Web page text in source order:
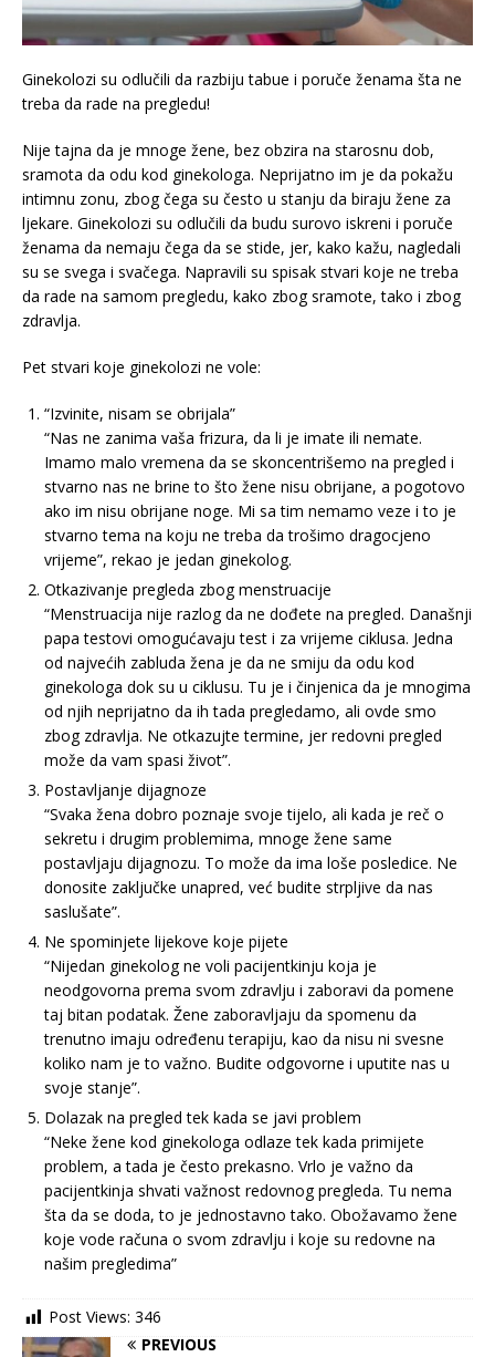
Ginekolozi su odlučili da razbiju tabue i poruče ženama šta ne
treba da rade na pregledu!
Nije tajna da je mnoge žene, bez obzira na starosnu dob,
sramota da odu kod ginekologa. Neprijatno im je da pokažu
intimnu zonu, zbog čega su često u stanju da biraju žene za
ljekare. Ginekolozi su odlučili da budu surovo iskreni i poruče
ženama da nemaju čega da se stide, jer, kako kažu, nagledali
su se svega i svačega. Napravili su spisak stvari koje ne treba
da rade na samom pregledu, kako zbog sramote, tako i zbog
zdravlja.
Pet stvari koje ginekolozi ne vole:
“Izvinite, nisam se obrijala”
“Nas ne zanima vaša frizura, da li je imate ili nemate.
Imamo malo vremena da se skoncentrišemo na pregled i
stvarno nas ne brine to što žene nisu obrijane, a pogotovo
ako im nisu obrijane noge. Mi sa tim nemamo veze i to je
stvarno tema na koju ne treba da trošimo dragocjeno
vrijeme”, rekao je jedan ginekolog.
Otkazivanje pregleda zbog menstruacije
“Menstruacija nije razlog da ne dođete na pregled. Današnji
papa testovi omogućavaju test i za vrijeme ciklusa. Jedna
od najvećih zabluda žena je da ne smiju da odu kod
ginekologa dok su u ciklusu. Tu je i činjenica da je mnogima
od njih neprijatno da ih tada pregledamo, ali ovde smo
zbog zdravlja. Ne otkazujte termine, jer redovni pregled
može da vam spasi život”.
Postavljanje dijagnoze
“Svaka žena dobro poznaje svoje tijelo, ali kada je reč o
sekretu i drugim problemima, mnoge žene same
postavljaju dijagnozu. To može da ima loše posledice. Ne
donosite zaključke unapred, već budite strpljive da nas
saslušate”.
Ne spominjete lijekove koje pijete
“Nijedan ginekolog ne voli pacijentkinju koja je
neodgovorna prema svom zdravlju i zaboravi da pomene
taj bitan podatak. Žene zaboravljaju da spomenu da
trenutno imaju određenu terapiju, kao da nisu ni svesne
koliko nam je to važno. Budite odgovorne i uputite nas u
svoje stanje”.
Dolazak na pregled tek kada se javi problem
“Neke žene kod ginekologa odlaze tek kada primijete
problem, a tada je često prekasno. Vrlo je važno da
pacijentkinja shvati važnost redovnog pregleda. Tu nema
šta da se doda, to je jednostavno tako. Obožavamo žene
koje vode računa o svom zdravlju i koje su redovne na
našim pregledima”
Post Views: 346
PREVIOUS